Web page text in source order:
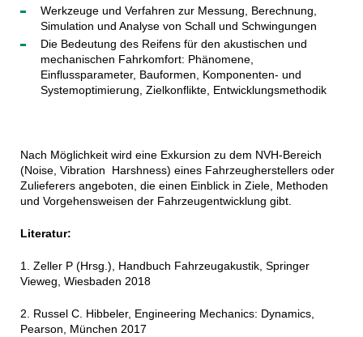
Werkzeuge und Verfahren zur Messung, Berechnung,
Simulation und Analyse von Schall und Schwingungen
Die Bedeutung des Reifens für den akustischen und
mechanischen Fahrkomfort: Phänomene,
Einflussparameter, Bauformen, Komponenten- und
Systemoptimierung, Zielkonflikte, Entwicklungsmethodik
Nach Möglichkeit wird eine Exkursion zu dem NVH-Bereich
(Noise, Vibration Harshness) eines Fahrzeugherstellers oder
Zulieferers angeboten, die einen Einblick in Ziele, Methoden
und Vorgehensweisen der Fahrzeugentwicklung gibt.
Literatur:
1. Zeller P (Hrsg.), Handbuch Fahrzeugakustik, Springer
Vieweg, Wiesbaden 2018
2. Russel C. Hibbeler, Engineering Mechanics: Dynamics,
Pearson, München 2017